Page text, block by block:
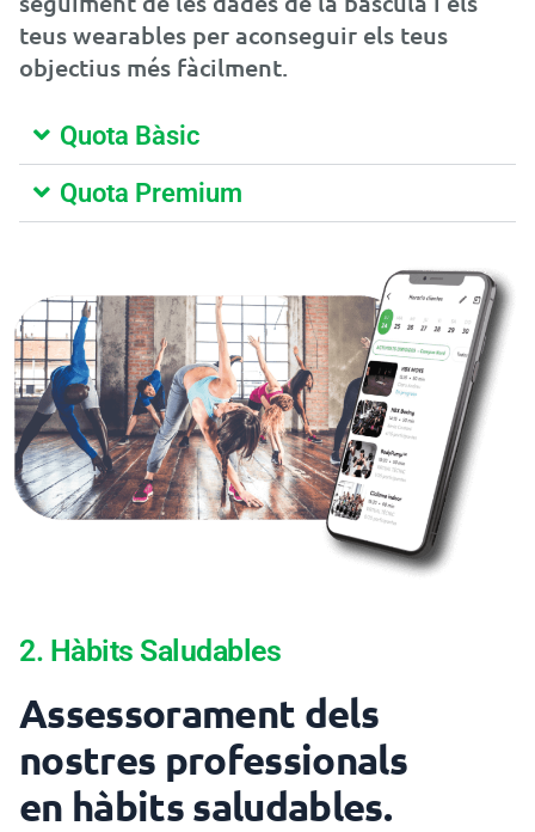
teus wearables per aconseguir els teus
objectius més fàcilment.
Quota Bàsic
Quota Premium
2. Hàbits Saludables
Assessorament dels
nostres professionals
en hàbits saludables.